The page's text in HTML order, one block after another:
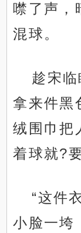
噤了声，
混球。
趁宋
拿来件黑
绒围巾把
着球就?
“这件
小脸一垮